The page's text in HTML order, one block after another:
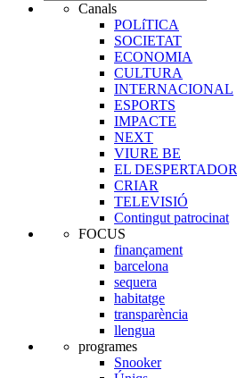
Canals
POLíTICA
SOCIETAT
ECONOMIA
CULTURA
INTERNACIONAL
ESPORTS
IMPACTE
NEXT
VIURE BE
EL DESPERTADOR
CRIAR
TELEVISIÓ
Contingut patrocinat
FOCUS
finançament
barcelona
sequera
habitatge
transparència
llengua
programes
Snooker